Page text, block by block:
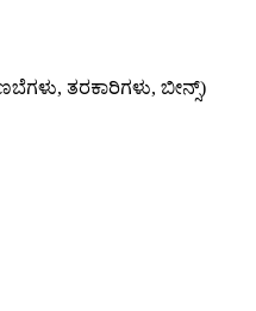
ತರಕಾರಿಗಳು, ಬೀನ್ಸ್)